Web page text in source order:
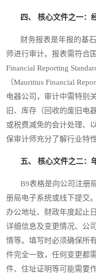
四、 核心文件之一：
财务报表是年报的基石
师进行审计。报表需符合
Financial Reporting
（Mauritius Financial
电器公司，审计中需特别
旧、库存（回收的废旧电
或税费减免的会计处理、
保审计师充分了解行业特
五、 核心文件之二：
B9表格是向公司注册局
册局电子系统或线下提交
办公地址、财政年度起止
详细信息及变更情况、公
情等。填写时必须确保所
件完全一致，任何变更都
件、住址证明等可能需要